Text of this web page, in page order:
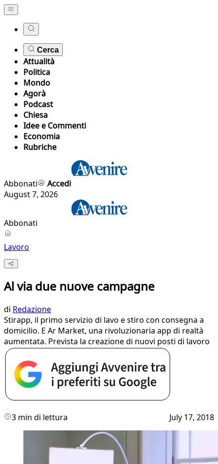
Cerca
Attualità
Politica
Mondo
Agorà
Podcast
Chiesa
Idee e Commenti
Economia
Rubriche
Abbonati
Accedi
August 7, 2026
Abbonati
Lavoro
Al via due nuove campagne
di Redazione
Stirapp, il primo servizio di lavo e stiro con consegna a
domicilio. E Ar Market, una rivoluzionaria app di realtà
aumentata. Prevista la creazione di nuovi posti di lavoro
3 min di lettura July 17, 2018